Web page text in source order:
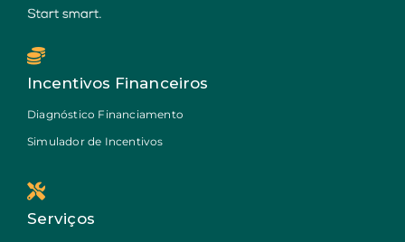
Incentivos Financeiros
Diagnóstico Financiamento
Simulador de Incentivos
Serviços